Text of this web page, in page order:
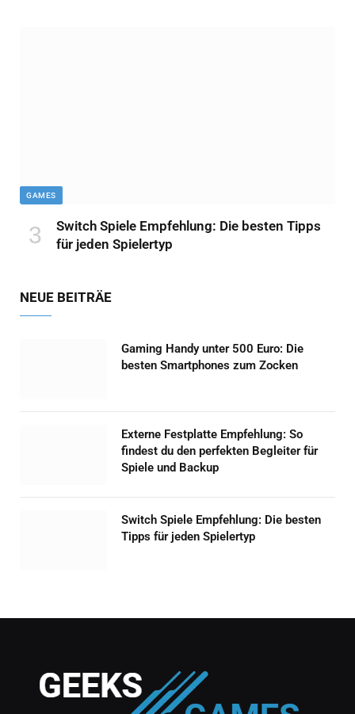
GAMES
Switch Spiele Empfehlung: Die besten Tipps
für jeden Spielertyp
NEUE BEITRÄE
Gaming Handy unter 500 Euro: Die
besten Smartphones zum Zocken
Externe Festplatte Empfehlung: So
findest du den perfekten Begleiter für
Spiele und Backup
Switch Spiele Empfehlung: Die besten
Tipps für jeden Spielertyp